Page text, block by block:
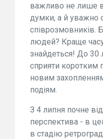
важливо не лише
думки, а й уважно
співрозмовників.
людей? Краще
знайдеться! До 30
сприяти коротким
новим
подіям.
З 4 липня почне
перспектива - в
в стадію